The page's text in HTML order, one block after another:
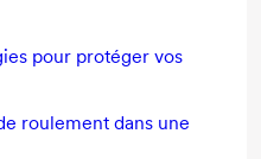
pour protéger vos
roulement dans une